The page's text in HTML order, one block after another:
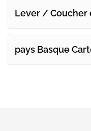
Lever / Coucher
pays Basque